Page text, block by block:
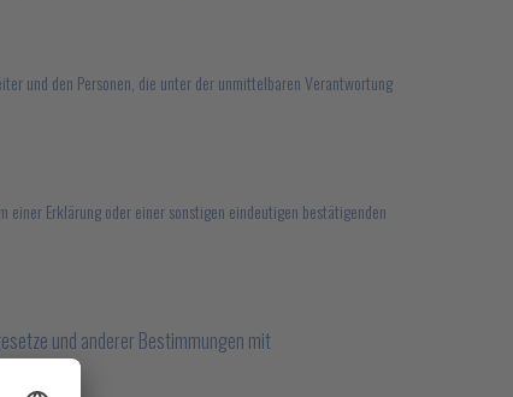
und den Personen, die unter der unmittelbaren Verantwortung
Erklärung oder einer sonstigen eindeutigen bestätigenden
und anderer Bestimmungen mit